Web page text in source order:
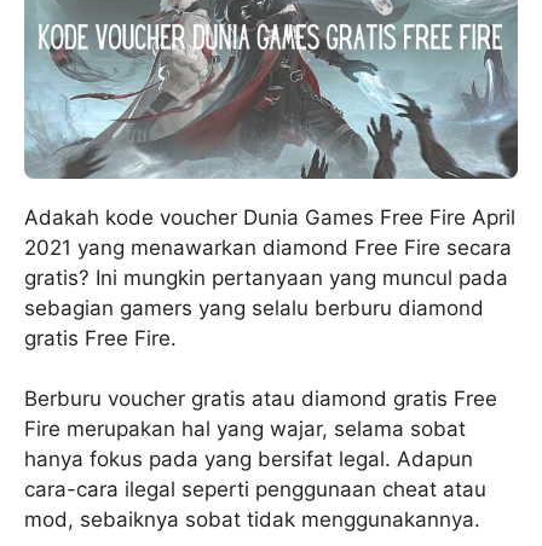
Adakah kode voucher Dunia Games Free Fire April
2021 yang menawarkan diamond Free Fire secara
gratis? Ini mungkin pertanyaan yang muncul pada
sebagian gamers yang selalu berburu diamond
gratis Free Fire.
Berburu voucher gratis atau diamond gratis Free
Fire merupakan hal yang wajar, selama sobat
hanya fokus pada yang bersifat legal. Adapun
cara-cara ilegal seperti penggunaan cheat atau
mod, sebaiknya sobat tidak menggunakannya.